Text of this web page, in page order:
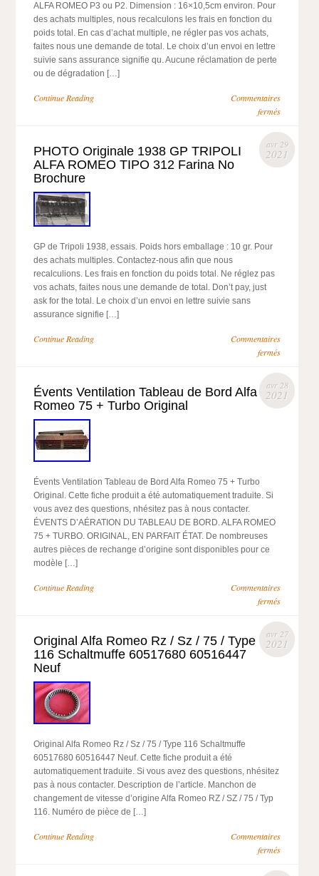
ALFA ROMEO P3 ou P2. Dimension : 16×10,5cm environ. Pour
des achats multiples, nous recalculons les frais en fonction du
poids total. En cas d’achat multiple, ne régler pas vos achats,
faites nous une demande de total. Le choix d’un envoi en lettre
suivie sans assurance signifie qu. Aucune réclamation de perte
ou de dégradation […]
Continue Reading
Commentaires
fermés
avr 29
2021
PHOTO Originale 1938 GP TRIPOLI
ALFA ROMEO TIPO 312 Farina No
Brochure
GP de Tripoli 1938, essais. Poids hors emballage : 10 gr. Pour
des achats multiples. Contactez-nous afin que nous
recalculions. Les frais en fonction du poids total. Ne réglez pas
vos achats, faites nous une demande de total. Don’t pay, just
ask for the total. Le choix d’un envoi en lettre suivie sans
assurance signifie […]
Continue Reading
Commentaires
fermés
avr 28
2021
Évents Ventilation Tableau de Bord Alfa
Romeo 75 + Turbo Original
Évents Ventilation Tableau de Bord Alfa Romeo 75 + Turbo
Original. Cette fiche produit a été automatiquement traduite. Si
vous avez des questions, nhésitez pas à nous contacter.
ÉVENTS D’AÉRATION DU TABLEAU DE BORD. ALFA ROMEO
75 + TURBO. ORIGINAL, EN PARFAIT ÉTAT. De nombreuses
autres pièces de rechange d’origine sont disponibles pour ce
modèle […]
Continue Reading
Commentaires
fermés
avr 27
2021
Original Alfa Romeo Rz / Sz / 75 / Type
116 Schaltmuffe 60517680 60516447
Neuf
Original Alfa Romeo Rz / Sz / 75 / Type 116 Schaltmuffe
60517680 60516447 Neuf. Cette fiche produit a été
automatiquement traduite. Si vous avez des questions, nhésitez
pas à nous contacter. Description de l’article. Manchon de
changement de vitesse d’origine Alfa Romeo RZ / SZ / 75 / Typ
116. Numéro de pièce de […]
Continue Reading
Commentaires
fermés